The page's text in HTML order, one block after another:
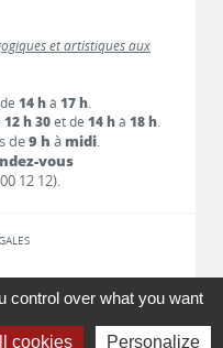
et artistiques aux
14 hà 17 h.
12 h 30et de 14 hà 18 h.
de9 h à midi.
vous
12 12).
control over what you want
cookies Personalize